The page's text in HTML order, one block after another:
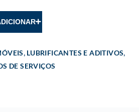
, LUBRIFICANTES E ADITIVOS,
DE SERVIÇOS